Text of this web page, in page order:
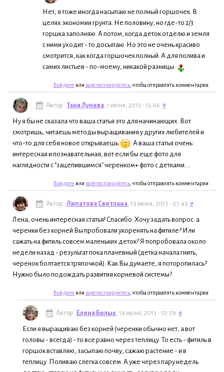
Нет, я тоже иногда насыпаю не полный горшочек. В
целях экономии грунта. Не половину, но где-то 2/3
горшка заполняю. А потом, когда деток отделю и земля
с ними уходит - то досыпаю. Но это не очень красиво
смотрится, как когда горшочек полный. А для полива и
самих листьев - по-моему, никакой разницы.
Войдите или зарегистрируйтесь , чтобы отправлять комментарии
Автор: Таня Лунева, 1 июня, 2013 - 13:06 #
Ну я бы не сказала что ваша статья это для начинающих. Вот
смотришь, читаешь методы выращивания у других любителей и
что-то для себя новое открываешь.
А ваша статья очень
интересная и познавательная, вот если бы еще фото для
наглядности с "зацепившимся" черенком+ фото с детками....
Войдите или зарегистрируйтесь , чтобы отправлять комментарии
Автор: Липатова Светлана, 19 июня, 2013 - 07:43 #
Лена, очень интересная статья! Спасибо. Хочу задать вопрос: а
черенки без корней Вы пробовали укоренять на фитиле? Или
сажать на фитиль совсем маленьких деток? Я попробовала около
недели назад - результат пока плачевный (детка начала гнить,
черенок болтается тряпочкой). Как Вы думаете, я поторопилась?
Нужно было подождать развития корневой системы?
Войдите или зарегистрируйтесь , чтобы отправлять комментарии
Автор: Елена Белых, 19 июня, 2013 - 07:59 #
Если я выращиваю без корней (черенки обычно нет, а вот
головы - всегда) - то все равно через теплицу. То есть - фитиль в
горшок вставляю, засыпаю почву, сажаю растение - и в
теплицу. Поливаю слегка совсем. А уже через пару недель